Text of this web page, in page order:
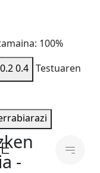
100%
0.20.4 Testuaren
-